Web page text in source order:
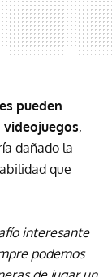
pueden
videojuegos,
dañado la
que
interesante
podemos